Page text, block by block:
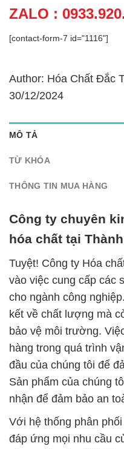
ZALO :
[contact-form-7 id="1116"]
Author: Hóa Chất Đắc
30/12/2024
MÔ TẢ
TỪ KHÓA
THÔNG TIN MUA HÀNG
Công ty chuyên
hóa chất tại
Tuyệt! Công ty Hóa
vào việc cung cấp các
cho ngành công
kết về chất lượng mà
bảo vệ môi trường.
hàng trong quá trình
đầu của chúng tôi để
Sản phẩm của chúng
nhận để đảm bảo an
Với hệ thống phân
đáp ứng mọi nhu cầu